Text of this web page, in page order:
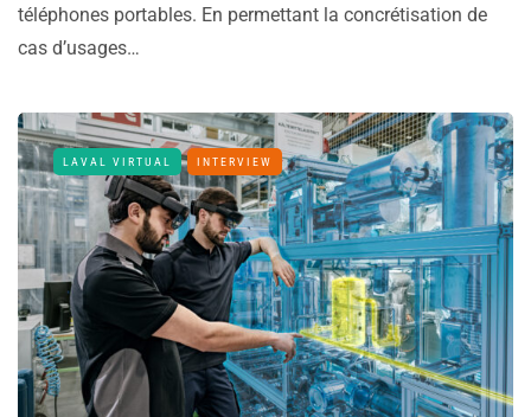
téléphones portables. En permettant la concrétisation de
cas d’usages…
LAVAL VIRTUAL INTERVIEW